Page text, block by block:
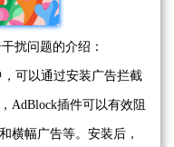
扰问题的介绍：
可以通过安装广告拦截
AdBlock插件可以有效阻
横幅广告等。安装后，